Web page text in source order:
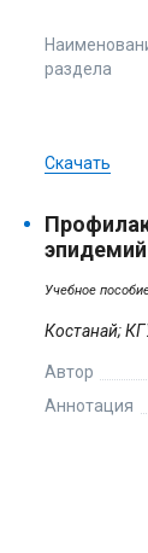
раздела
Скачать
Учебное
Костанай;
Автор
Аннотация